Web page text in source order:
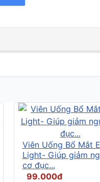
Viên Uống Bổ Mắt
Light- Giúp giảm
cơ đục...
99.000đ